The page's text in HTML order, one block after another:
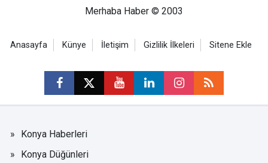
Merhaba Haber © 2003
Anasayfa Künye İletişim Gizlilik İlkeleri Sitene Ekle
Konya Haberleri
Konya Düğünleri